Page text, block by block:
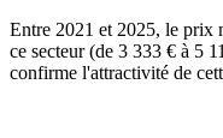
Entre 2021 et 2025, le prix
ce secteur (de 3 333 € à 5
confirme l'attractivité de